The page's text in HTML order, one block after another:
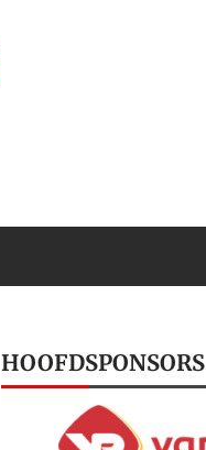
HOOFDSPONSORS